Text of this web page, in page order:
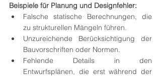
Beispiele für Planung und Designfehler:
Falsche statische Berechnungen, die
zu strukturellen Mängeln führen.
Unzureichende Berücksichtigung der
Bauvorschriften oder Normen.
Fehlende Details in den
Entwurfsplänen, die erst während der